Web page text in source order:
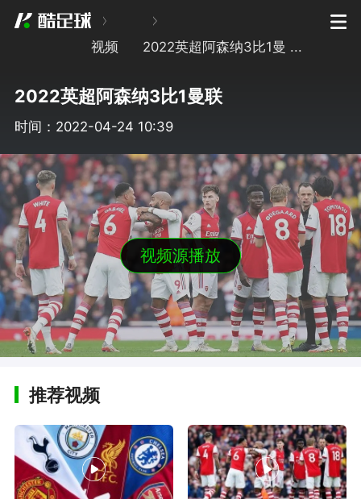
视频 2022英超阿森纳3比1曼 ...
2022英超阿森纳3比1曼联
时间：2022-04-24 10:39
视频源播放
推荐视频